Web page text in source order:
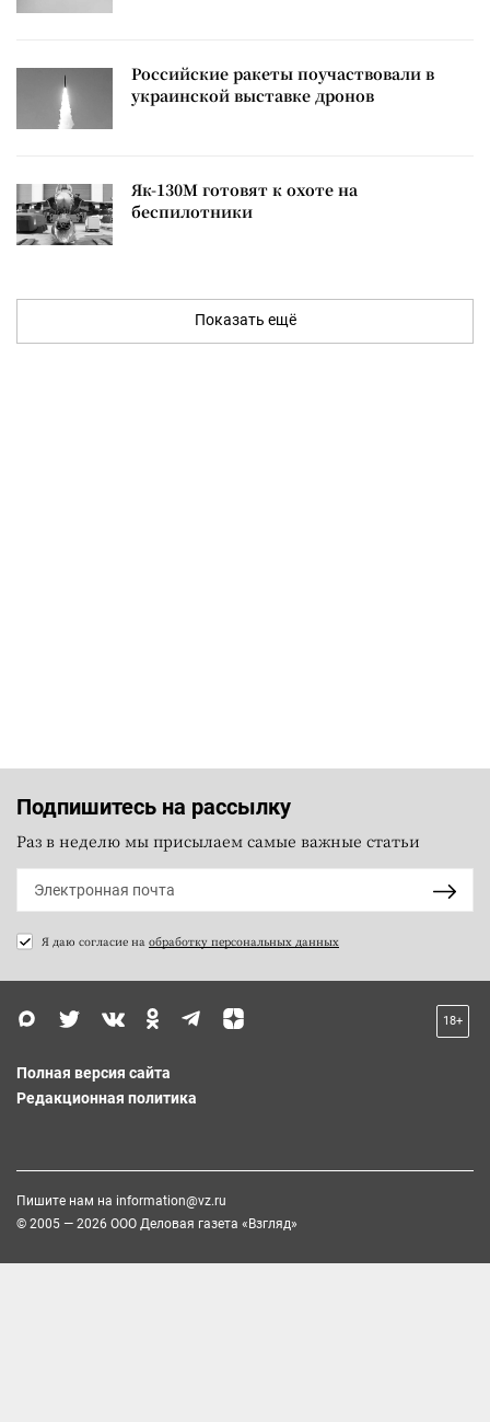
Российские ракеты поучаствовали в
украинской выставке дронов
Як-130М готовят к охоте на
беспилотники
Показать ещё
Подпишитесь на рассылку
Раз в неделю мы присылаем самые важные статьи
Я даю согласие на обработку персональных данных
18+
Полная версия сайта
Редакционная политика
Пишите нам на information@vz.ru
© 2005 — 2026 ООО Деловая газета «Взгляд»